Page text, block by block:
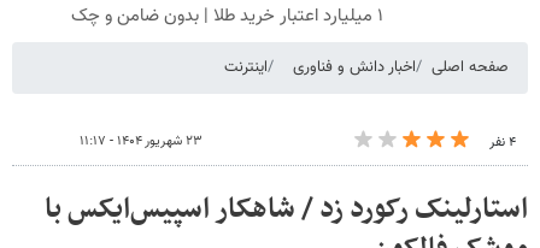
۱ میلیارد اعتبار خرید طلا | بدون ضامن و چک
صفحه اصلی اخبار دانش و فناوری اینترنت
۴ نفر ۲۳ شهریور ۱۴۰۴ - ۱۱:۱۷
استارلینک رکورد زد / شاهکار اسپیس‌ایکس با